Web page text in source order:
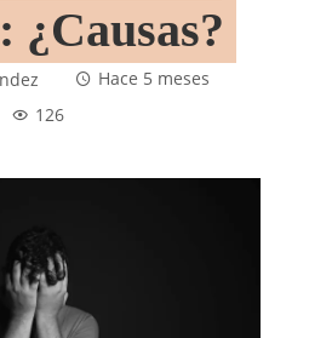
Hace 5 meses
126